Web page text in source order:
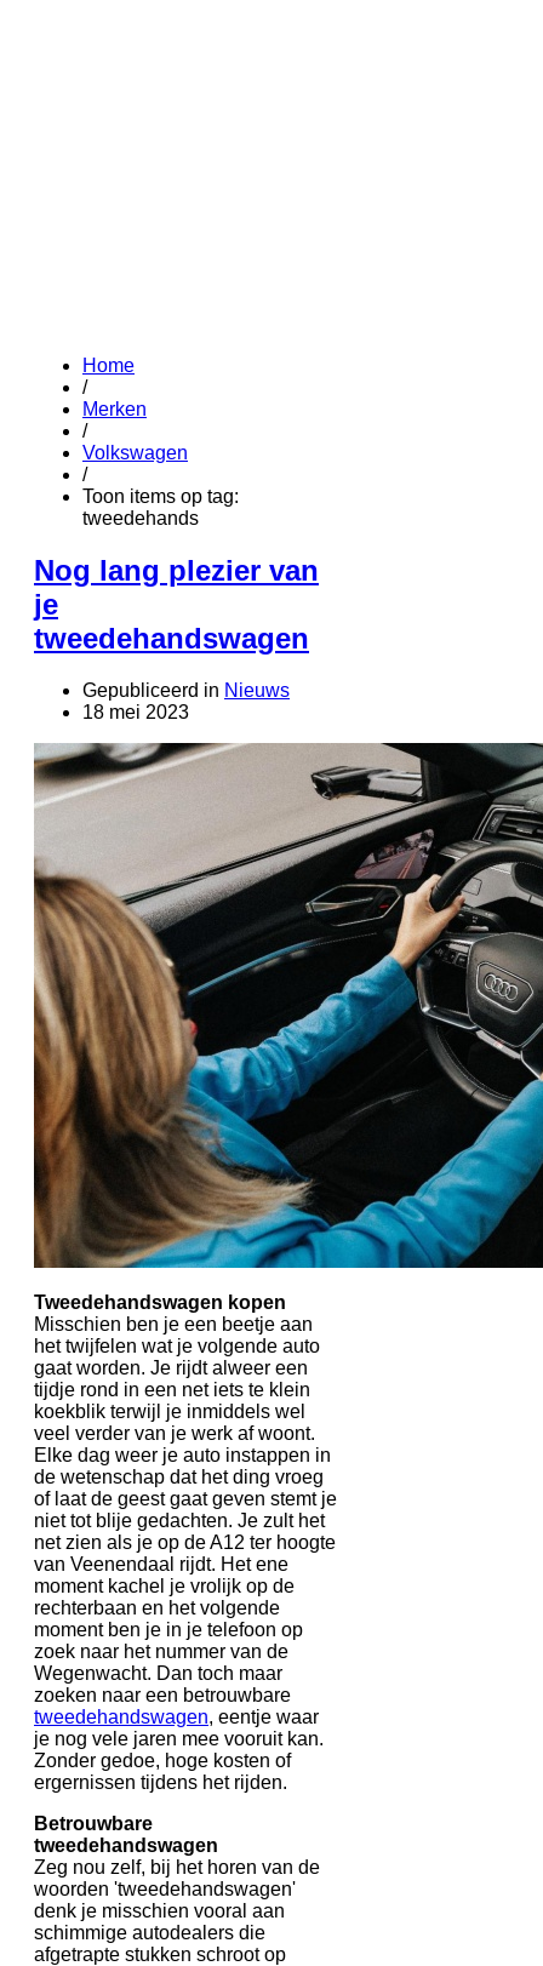
Home
/
Merken
/
Volkswagen
/
Toon items op tag:
tweedehands
Nog lang plezier van
je
tweedehandswagen
Gepubliceerd in Nieuws
18 mei 2023
Tweedehandswagen kopen
Misschien ben je een beetje aan
het twijfelen wat je volgende auto
gaat worden. Je rijdt alweer een
tijdje rond in een net iets te klein
koekblik terwijl je inmiddels wel
veel verder van je werk af woont.
Elke dag weer je auto instappen in
de wetenschap dat het ding vroeg
of laat de geest gaat geven stemt je
niet tot blije gedachten. Je zult het
net zien als je op de A12 ter hoogte
van Veenendaal rijdt. Het ene
moment kachel je vrolijk op de
rechterbaan en het volgende
moment ben je in je telefoon op
zoek naar het nummer van de
Wegenwacht. Dan toch maar
zoeken naar een betrouwbare
tweedehandswagen, eentje waar
je nog vele jaren mee vooruit kan.
Zonder gedoe, hoge kosten of
ergernissen tijdens het rijden.
Betrouwbare
tweedehandswagen
Zeg nou zelf, bij het horen van de
woorden 'tweedehandswagen'
denk je misschien vooral aan
schimmige autodealers die
afgetrapte stukken schroot op